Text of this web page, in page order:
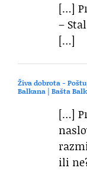
[…]
–
[…]
Živa dobrota -
Balkana | Bašta
[…]
ili